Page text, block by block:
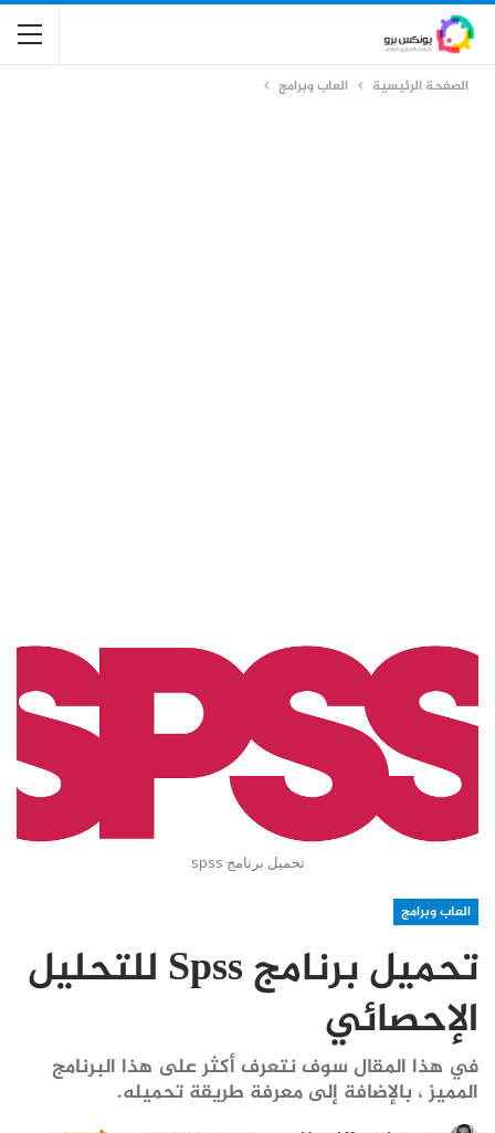
الصفحة الرئيسية العاب وبرامج
تحميل برنامج spss
العاب وبرامج
تحميل برنامج Spss للتحليل
الإحصائي
في هذا المقال سوف نتعرف أكثر على هذا البرنامج
المميز ، بالإضافة إلى معرفة طريقة تحميله.